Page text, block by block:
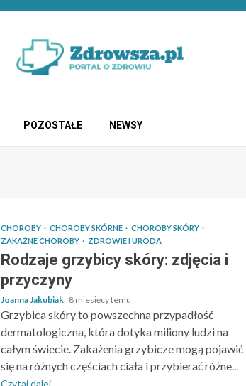
POZOSTAŁE NEWSY
CHOROBY CHOROBY SKÓRNE
CHOROBY SKÓRY
ZAKAŹNE CHOROBY
ZDROWIE I URODA
Rodzaje grzybicy skóry: zdjęcia i
przyczyny
Joanna Jakubiak 8 miesięcy temu
Grzybica skóry to powszechna przypadłość
dermatologiczna, która dotyka miliony ludzi na
całym świecie. Zakażenia grzybicze mogą pojawić
się na różnych częściach ciała i przybierać różne...
Czytaj dalej